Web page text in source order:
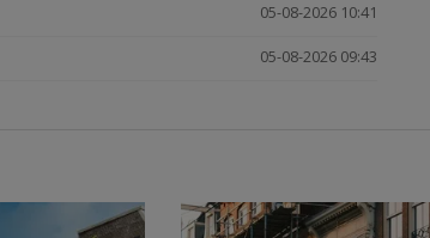
05-08-2026 10:41
05-08-2026 09:43